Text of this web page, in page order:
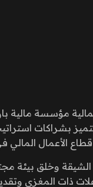
مؤسسة
بشراكات
الأعمال المالي
الشيقة وخلق بيئة
ذات المغزى